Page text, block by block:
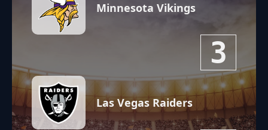
Minnesota Vikings
3
Las Vegas Raiders